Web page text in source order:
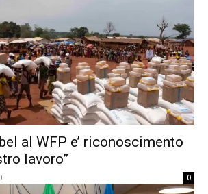
al WFP e’ riconoscimento
lavoro”
0